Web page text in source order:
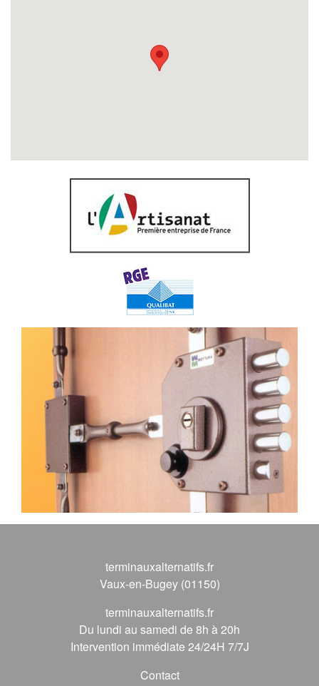
terminauxalternatifs.fr
Vaux-en-Bugey (01150)
terminauxalternatifs.fr
Du lundi au samedi de 8h à 20h
Intervention immédiate 24/24H 7/7J
Contact